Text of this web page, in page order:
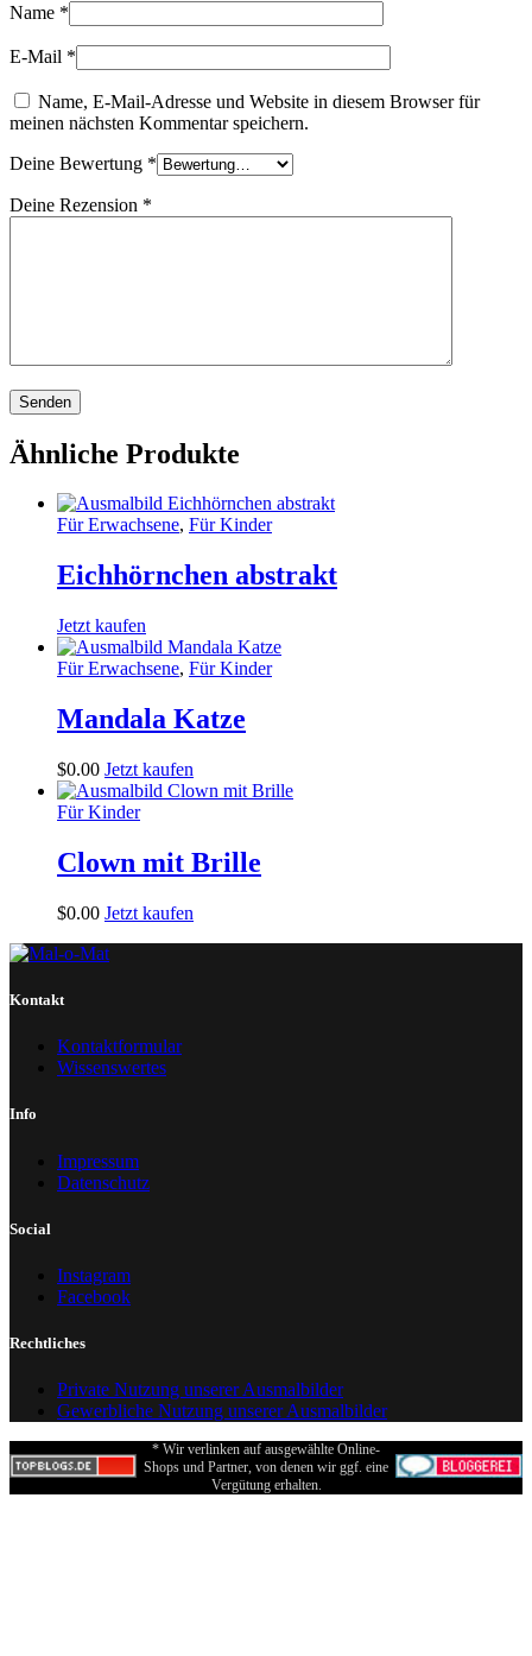
Name *
E-Mail *
Name, E-Mail-Adresse und Website in diesem Browser für
meinen nächsten Kommentar speichern.
Deine Bewertung *
Deine Rezension *
Ähnliche Produkte
Für Erwachsene, Für Kinder
Eichhörnchen abstrakt
Jetzt kaufen
Für Erwachsene, Für Kinder
Mandala Katze
$0.00 Jetzt kaufen
Für Kinder
Clown mit Brille
$0.00 Jetzt kaufen
Kontakt
Kontaktformular
Wissenswertes
Info
Impressum
Datenschutz
Social
Instagram
Facebook
Rechtliches
Private Nutzung unserer Ausmalbilder
Gewerbliche Nutzung unserer Ausmalbilder
* Wir verlinken auf ausgewählte Online-
Shops und Partner, von denen wir ggf. eine
Vergütung erhalten.